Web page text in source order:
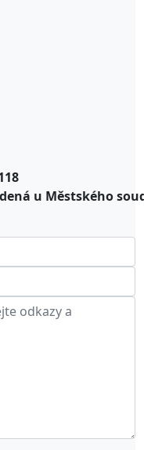
u Městského